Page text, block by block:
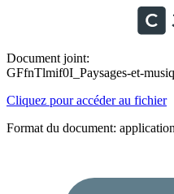
Document joint:
GFfnTlmif0I_Paysages-et-
Cliquez pour accéder au fichier
Format du document: